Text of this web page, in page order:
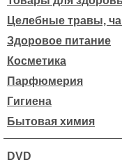
Целебные травы,
Здоровое питание
Косметика
Парфюмерия
Гигиена
Бытовая химия
DVD